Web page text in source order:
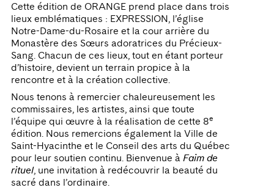
Cette édition de ORANGE prend place dans trois
lieux emblématiques : EXPRESSION, l’église
Notre-Dame-du-Rosaire et la cour arrière du
Monastère des Sœurs adoratrices du Précieux-
Sang. Chacun de ces lieux, tout en étant porteur
d’histoire, devient un terrain propice à la
rencontre et à la création collective.
Nous tenons à remercier chaleureusement les
commissaires, les artistes, ainsi que toute
l’équipe qui œuvre à la réalisation de cette 8e
édition. Nous remercions également la Ville de
Saint-Hyacinthe et le Conseil des arts du Québec
pour leur soutien continu. Bienvenue à Faim de
rituel, une invitation à redécouvrir la beauté du
sacré dans l’ordinaire.